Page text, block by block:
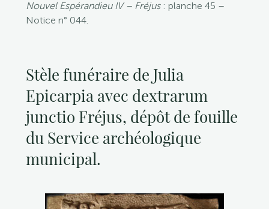
Nouvel Espérandieu IV – Fréjus: planche 45 –
Notice n° 044.
Stèle funéraire de Julia
Epicarpia avec dextrarum
junctio Fréjus, dépôt de fouille
du Service archéologique
municipal.